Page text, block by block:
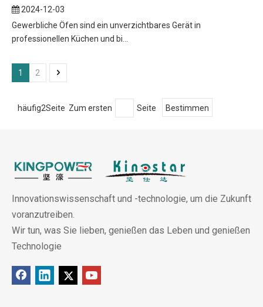
2024-12-03
Gewerbliche Öfen sind ein unverzichtbares Gerät in
professionellen Küchen und bi...
1 2
häufig2Seite Zum ersten Seite Bestimmen
Innovationswissenschaft und -technologie, um die Zukunft
voranzutreiben.
Wir tun, was Sie lieben, genießen das Leben und genießen
Technologie